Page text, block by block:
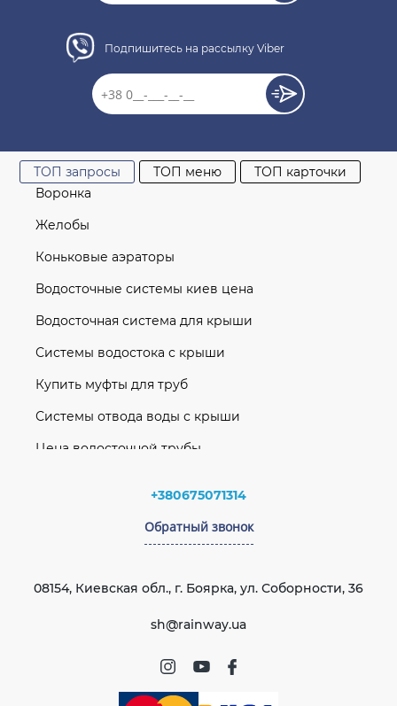
КУПИТЬ
Нет отзывов об этом товаре.
Подпишитесь на рассылку Viber
ТОП запросы ТОП меню
ТОП карточки
Воронка
Желобы
Коньковые аэраторы
Водосточные системы киев цена
Водосточная система для крыши
Системы водостока с крыши
Купить муфты для труб
Системы отвода воды с крыши
Цена водосточной трубы
Кровельная вентиляция EliteVent
Водосточная система
giza водосток
Тройник 67° 75x75 мм (RAINWAY 90) белый
Тройник 67° 75x75 мм (RAINWAY 90) коричневый
Муфта желоба красная 120 мм GIZA
Заглушка желоба левая (RAINWAY 130) белая
Муфта желоба (RAINWAY 90) коричневая
Заглушка желоба правая (RAINWAY 130)
+380675071314
Обратный звонок
08154, Киевская обл., г. Боярка, ул. Соборности, 36
sh@rainway.ua